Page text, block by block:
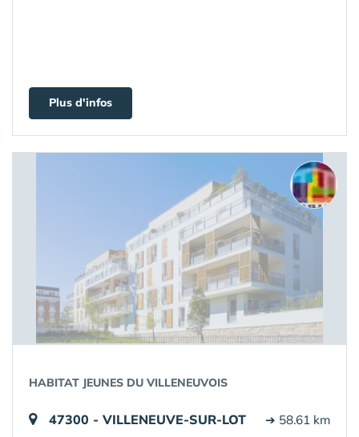
Plus d'infos
HABITAT JEUNES DU VILLENEUVOIS
47300 - VILLENEUVE-SUR-LOT ➔ 58.61 km